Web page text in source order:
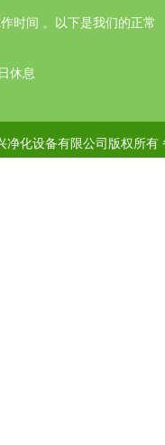
时间 。以下是我们的正常
休息
净化设备有限公司版权所有